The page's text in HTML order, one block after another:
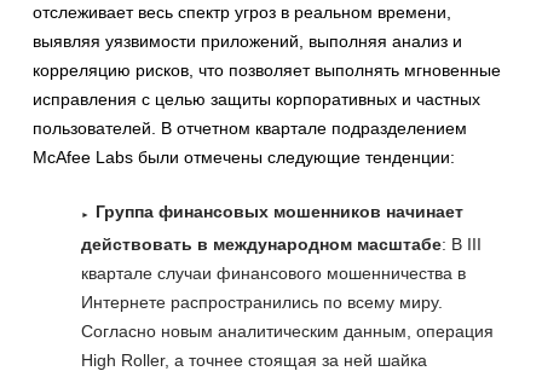
отслеживает весь спектр угроз в реальном времени,
выявляя уязвимости приложений, выполняя анализ и
корреляцию рисков, что позволяет выполнять мгновенные
исправления с целью защиты корпоративных и частных
пользователей. В отчетном квартале подразделением
McAfee Labs были отмечены следующие тенденции:
Группа финансовых мошенников начинает
действовать в международном масштабе: В III
квартале случаи финансового мошенничества в
Интернете распространились по всему миру.
Согласно новым аналитическим данным, операция
High Roller, а точнее стоящая за ней шайка